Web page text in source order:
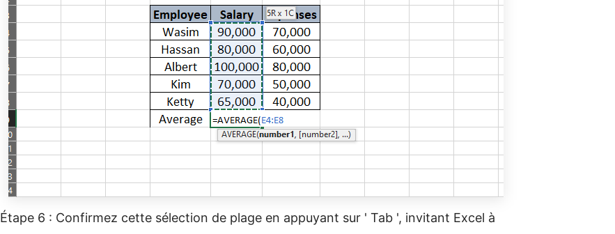
Étape 6 : Confirmez cette sélection de plage en appuyant sur ' Tab ', invitant Excel à